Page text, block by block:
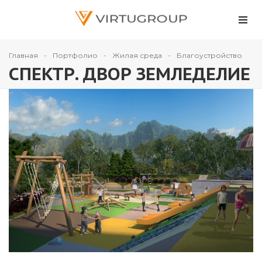
Главная Портфолио Жилая среда Благоустройство
СПЕКТР. ДВОР ЗЕМЛЕДЕЛИЕ